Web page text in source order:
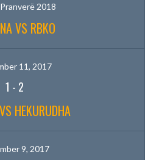
2018
VS RBKO
11, 2017
1 - 2
HEKURUDHA
9, 2017